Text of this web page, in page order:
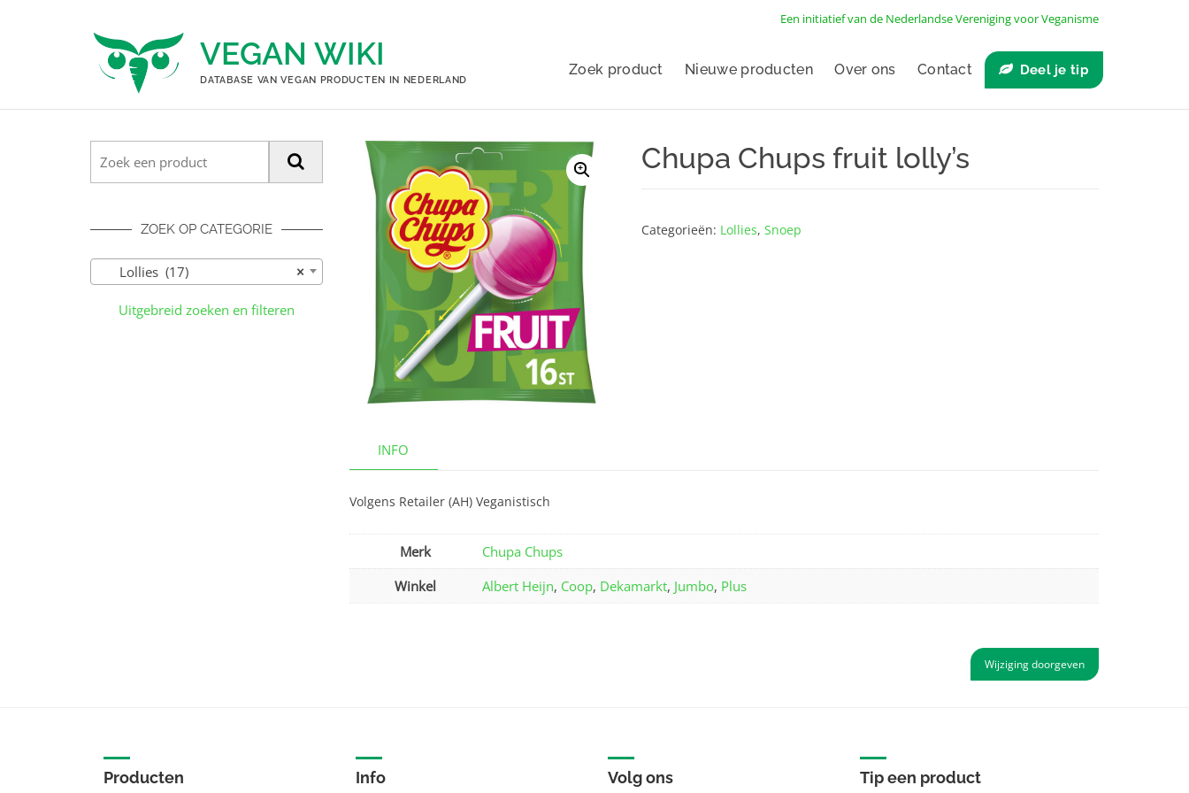
Een initiatief van de Nederlandse Vereniging voor Veganisme
VEGAN WIKI
DATABASE VAN VEGAN PRODUCTEN IN NEDERLAND
Zoek product Nieuwe producten Over ons Contact Deel je tip
Chupa Chups fruit lolly’s
Categorieën: Lollies,Snoep
INFO
Volgens Retailer (AH) Veganistisch
Merk
Chupa Chups
Winkel
Albert Heijn, Coop, Dekamarkt, Jumbo, Plus
Wijziging doorgeven
ZOEK OP CATEGORIE
×
Lollies (17)
Uitgebreid zoeken en filteren
Producten Info Volg ons Tip een product